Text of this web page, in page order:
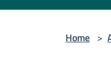
Home >